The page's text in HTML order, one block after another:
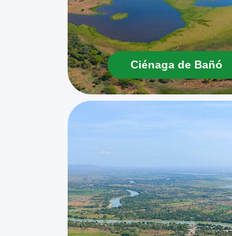
Ciénaga de Bañó